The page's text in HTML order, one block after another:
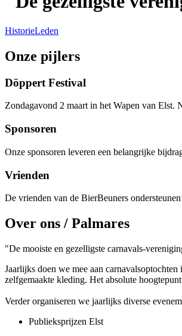
HistorieLeden
Onze pijlers
Döppert Festival
Zondagavond 2 maart in het Wapen van Elst.
Sponsoren
Onze sponsoren leveren een belangrijke
Vrienden
De vrienden van de BierBeuners
Over ons / Palmares
"De mooiste en gezelligste carnavals-
Jaarlijks doen we mee aan
zelfgemaakte kleding. Het absolute
Verder organiseren we jaarlijks diverse
Publieksprijzen Elst